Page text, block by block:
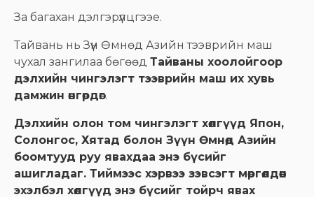
За багахан дэлгэрүүлцгээе.
Тайвань нь Зүүн Өмнөд Азийн тээврийн маш
чухал зангилаа бөгөөд Тайваны хоолойгоор
дэлхийн чингэлэгт тээврийн маш их хувь
дамжин өнгөрдөг.
Дэлхийн олон том чингэлэгт хөлгүүд Япон,
Солонгос, Хятад болон Зүүн Өмнөд Азийн
боомтууд руу явахдаа энэ бүсийг
ашигладаг. Тиймээс хэрвээ зэвсэгт мөргөлдөөн
эхэлбэл хөлгүүд энэ бүсийг тойрч явах